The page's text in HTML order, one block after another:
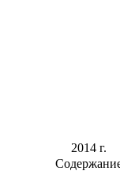
2014 г.